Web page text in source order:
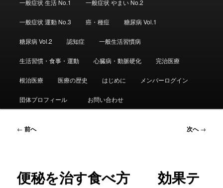
一般症状 生活 No.1 一般症状 やまい No.2
一般症状 運動 No.3 癌・種痘 糖尿病 Vol.1
糖尿病 Vol.2 認知症 一般生活習慣病
生活習慣・食事・運動 心臓病・動脈硬化 完治医療
根治医療 医療の歴史 はじめに メンバーログイン
団体プロフィール お問い合わせ
投
ゲ
ー
← 前へ 次へ→
便秘を治す食べ方 効果テ